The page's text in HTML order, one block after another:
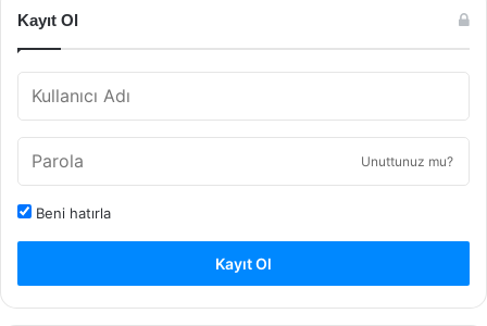
Kayıt Ol
Unuttunuz mu?
Beni hatırla
Kayıt Ol